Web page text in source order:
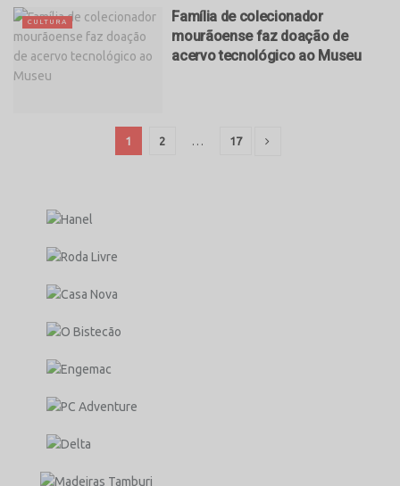
CULTURA
Família de colecionador
mourãoense faz doação de
acervo tecnológico ao Museu
1 2 … 17